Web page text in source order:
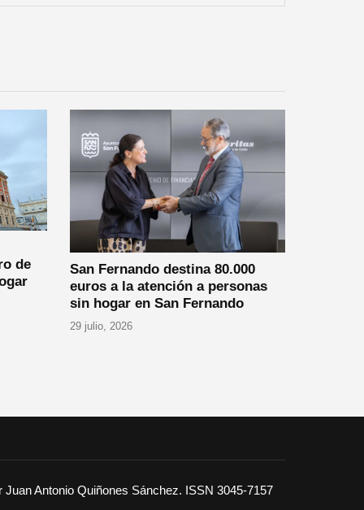
de
San Fernando destina 80.000
euros a la atención a personas
sin hogar en San Fernando
29 julio, 2026
Juan Antonio Quiñones Sánchez. ISSN 3045-7157